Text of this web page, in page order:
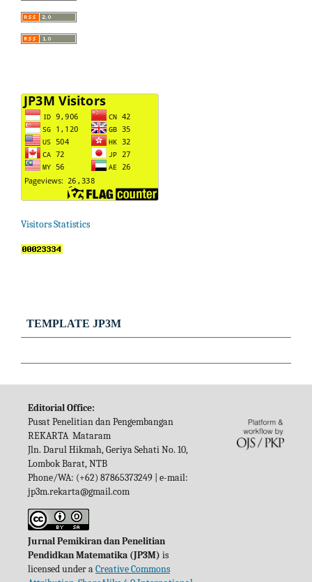
Visitors Statistics
TEMPLATE JP3M
Editorial Office:
Pusat Penelitian dan Pengembangan
REKARTA Mataram
Jln. Darul Hikmah, Geriya Sehati No. 10,
Lombok Barat, NTB
Phone/WA: (+62) 87865373249 | e-mail:
jp3m.rekarta@gmail.com
Jurnal Pemikiran dan Penelitian
Pendidkan Matematika (JP3M) is
licensed under aCreative Commons